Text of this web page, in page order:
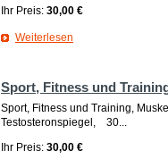
Ihr Preis: 30,00 €
Weiterlesen
Sport, Fitness und
Sport, Fitness und Training,
Testosteronspiegel, 30...
Ihr Preis: 30,00 €